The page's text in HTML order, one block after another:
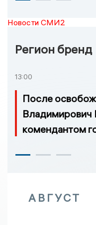
Новости СМИ2
Регион бренд
13:00
После
Владимирович
комендантом
АВГУСТ